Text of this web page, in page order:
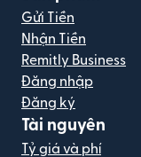
Gửi Tiền
Nhận Tiền
Remitly Business
Đăng nhập
Đăng ký
Tài nguyên
Tỷ giá và phí